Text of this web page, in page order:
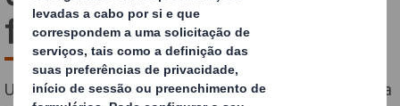
fibra
Uma análise de última geração dos sistemas de recolha